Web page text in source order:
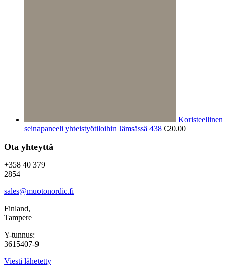
Koristeellinen
seinapaneeli yhteistyötiloihin Jämsässä 438 €20.00
Ota yhteyttä
+358 40 379
2854
sales@muotonordic.fi
Finland,
Tampere
Y-tunnus:
3615407-9
Viesti lähetetty